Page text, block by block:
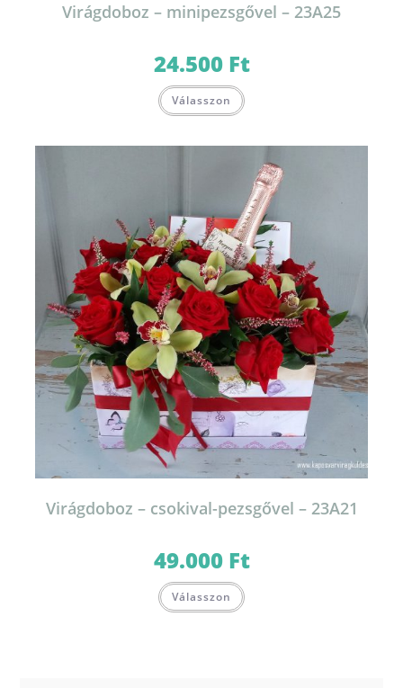
Virágdoboz – minipezsgővel – 23A25
24.500 Ft
Válasszon
Virágdoboz – csokival-pezsgővel – 23A21
49.000 Ft
Válasszon